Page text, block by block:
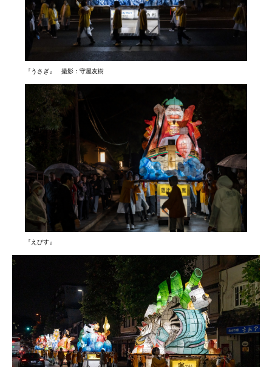
『うさぎ』 撮影：守屋友樹
『えびす』